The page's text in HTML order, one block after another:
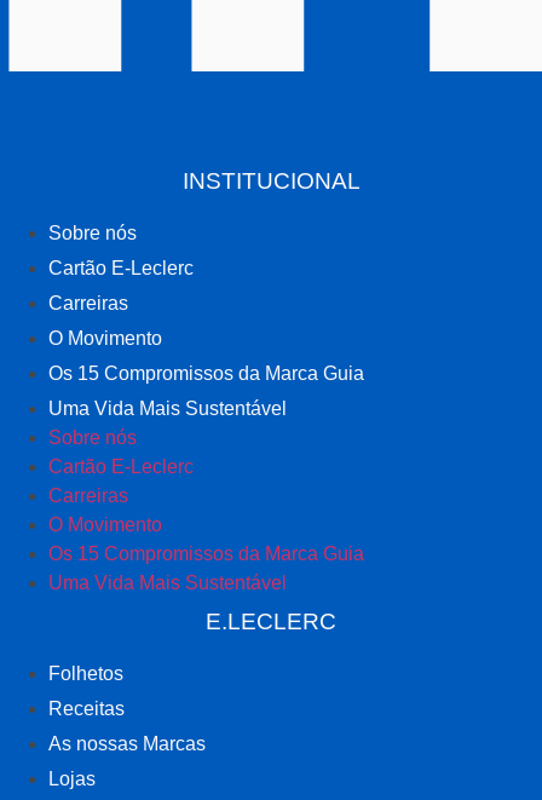
INSTITUCIONAL
Sobre nós
Cartão E-Leclerc
Carreiras
O Movimento
Os 15 Compromissos da Marca Guia
Uma Vida Mais Sustentável
Sobre nós
Cartão E-Leclerc
Carreiras
O Movimento
Os 15 Compromissos da Marca Guia
Uma Vida Mais Sustentável
E.LECLERC
Folhetos
Receitas
As nossas Marcas
Lojas